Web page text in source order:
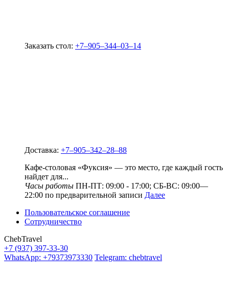
Заказать стол: +7‒905‒344‒03‒14
Доставка: +7‒905‒342‒28‒88
Кафе-столовая «Фуксия» — это место, где каждый гость
найдет для...
Часы работы ПН-ПТ: 09:00 - 17:00; СБ-ВС: 09:00—
22:00 по предварительной записи Далее
Пользовательское соглашение
Сотрудничество
ChebTravel
+7 (937) 397-33-30
WhatsApp: +79373973330 Telegram: chebtravel